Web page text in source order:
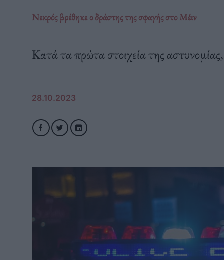
Νεκρός βρέθηκε ο δράστης της σφαγής στο Μέιν
Κατά τα πρώτα στοιχεία της
28.10.2023